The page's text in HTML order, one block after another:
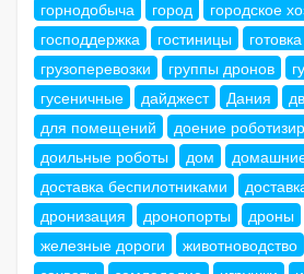
горнодобыча
город
городское
господдержка
гостиницы
грузоперевозки
группы дронов
гусеничные
дайджест Дания
для помещений
доение
доильные роботы
дом
доставка беспилотниками
дронизация
дронопорты дроны
железные дороги
животноводство